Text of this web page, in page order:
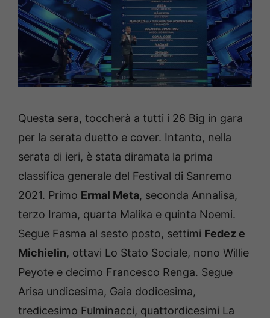
Questa sera, toccherà a tutti i 26 Big in gara
per la serata duetto e cover. Intanto, nella
serata di ieri, è stata diramata la prima
classifica generale del Festival di Sanremo
2021. Primo Ermal Meta, seconda Annalisa,
terzo Irama, quarta Malika e quinta Noemi.
Segue Fasma al sesto posto, settimi Fedez e
Michielin, ottavi Lo Stato Sociale, nono Willie
Peyote e decimo Francesco Renga. Segue
Arisa undicesima, Gaia dodicesima,
tredicesimo Fulminacci, quattordicesimi La